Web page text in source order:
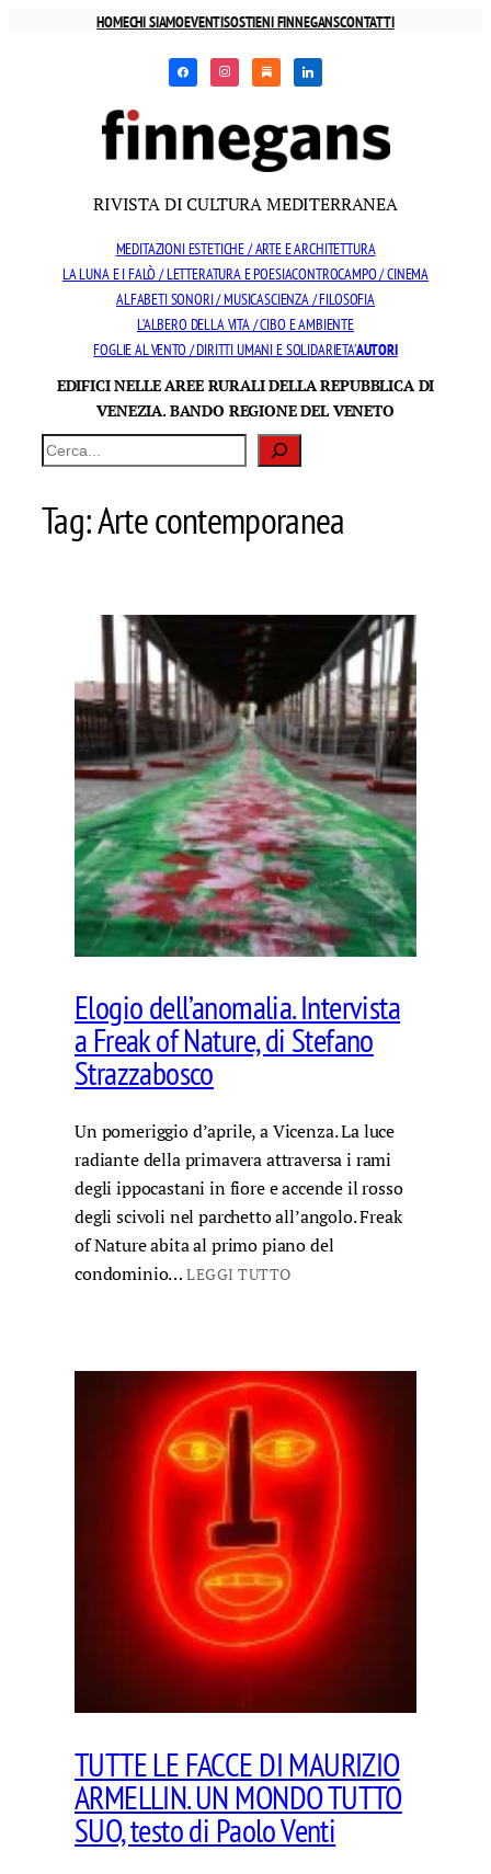
HOMECHI SIAMOEVENTISOSTIENI FINNEGANSCONTATTI
facebookinstagramsubstacklinkedin
RIVISTA DI CULTURA MEDITERRANEA
MEDITAZIONI ESTETICHE / ARTE E ARCHITETTURA
LA LUNA E I FALÒ / LETTERATURA E POESIACONTROCAMPO / CINEMA
ALFABETI SONORI / MUSICASCIENZA / FILOSOFIA
L’ALBERO DELLA VITA / CIBO E AMBIENTE
FOGLIE AL VENTO / DIRITTI UMANI E SOLIDARIETA’AUTORI
EDIFICI NELLE AREE RURALI DELLA REPUBBLICA DI
VENEZIA. BANDO REGIONE DEL VENETO
Cerca
Tag:Arte contemporanea
Elogio dell’anomalia. Intervista
a Freak of Nature, di Stefano
Strazzabosco
Un pomeriggio d’aprile, a Vicenza. La luce
radiante della primavera attraversa i rami
degli ippocastani in fiore e accende il rosso
degli scivoli nel parchetto all’angolo. Freak
of Nature abita al primo piano del
condominio…LEGGI TUTTO
TUTTE LE FACCE DI MAURIZIO
ARMELLIN. UN MONDO TUTTO
SUO, testo di Paolo Venti